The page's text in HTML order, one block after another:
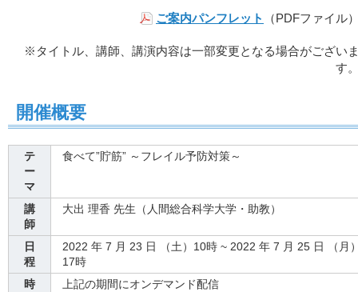
ご案内パンフレット （PDFファイル
※タイトル、講師、講演内容は一部変更となる場合がござい
す
開催概要
テ
ー
マ
食べて”貯筋” ～フレイル予防対策～
講
師
大出 理香 先生（人間総合科学大学・助教）
日
程
2022 年 7 月 23 日 （土）10時 ~ 2022 年 7 月 25 日 （月
17時
時
上記の期間にオンデマンド配信